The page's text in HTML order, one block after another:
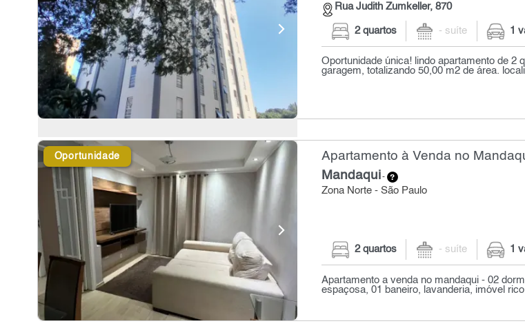
Rua Judith Zumkeller, 870
2 quartos - suíte 1
Oportunidade única! lindo apartamento de 2
garagem, totalizando 50,00 m2 de área.
Oportunidade Apartamento à Venda no
Mandaqui-
Zona Norte - São Paulo
2 quartos - suíte 1
Apartamento a venda no mandaqui - 02
espaçosa, 01 baneiro, lavanderia, imóvel